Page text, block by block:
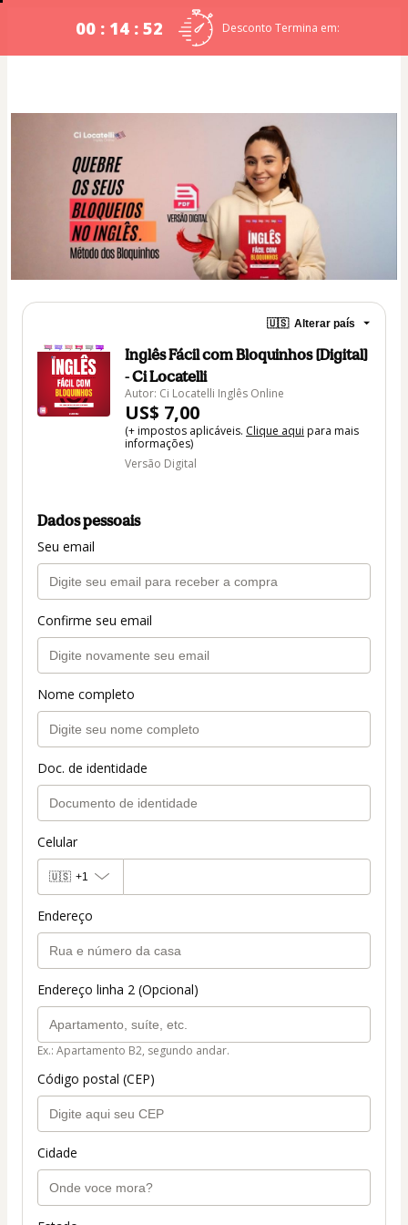
00 : 14 : 52 Desconto Termina em:
🇺🇸 Alterar país
Inglês Fácil com Bloquinhos [Digital]
- Ci Locatelli
Autor: Ci Locatelli Inglês Online
US$ 7,00
(+ impostos aplicáveis. Clique aqui para mais
informações)
Versão Digital
Dados pessoais
Seu email
Confirme seu email
Nome completo
Doc. de identidade
Celular
🇺🇸 +1
Endereço
Endereço linha 2 (Opcional)
Ex.: Apartamento B2, segundo andar.
Código postal (CEP)
Cidade